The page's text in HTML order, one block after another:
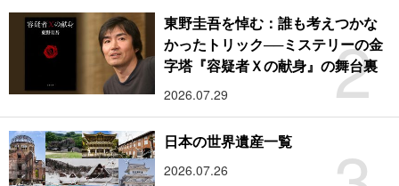
2
東野圭吾を悼む：誰も考えつかな
かったトリック──ミステリーの金
字塔『容疑者Ｘの献身』の舞台裏
2026.07.29
日本の世界遺産一覧
2026.07.26